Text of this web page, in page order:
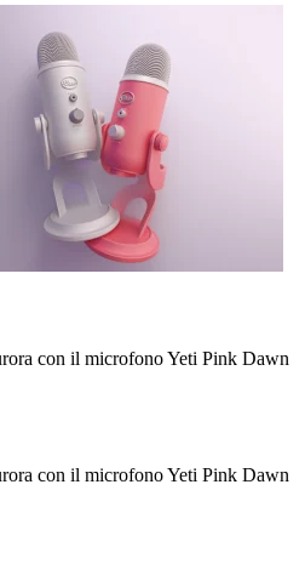
con il microfono Yeti Pink Dawn
con il microfono Yeti Pink Dawn